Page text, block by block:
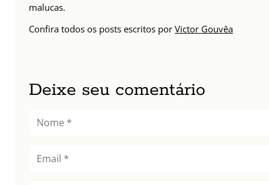
malucas.
Confira todos os posts escritos por Victor Gouvêa
Deixe seu comentário